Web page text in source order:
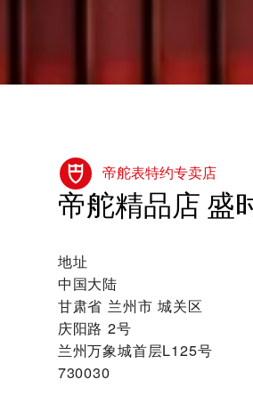
帝舵表特约专卖店
帝舵精品店 盛
地址
中国大陆
甘肃省 兰州市 城关区
庆阳路 2号
兰州万象城首层L125号
730030